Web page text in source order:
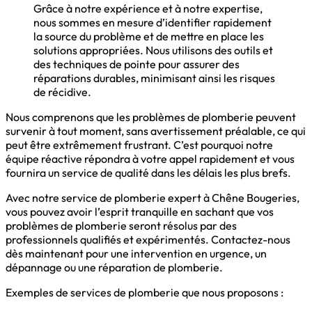
Grâce à notre expérience et à notre expertise,
nous sommes en mesure d’identifier rapidement
la source du problème et de mettre en place les
solutions appropriées. Nous utilisons des outils et
des techniques de pointe pour assurer des
réparations durables, minimisant ainsi les risques
de récidive.
Nous comprenons que les problèmes de plomberie peuvent
survenir à tout moment, sans avertissement préalable, ce qui
peut être extrêmement frustrant. C’est pourquoi notre
équipe réactive répondra à votre appel rapidement et vous
fournira un service de qualité dans les délais les plus brefs.
Avec notre service de plomberie expert à Chêne Bougeries,
vous pouvez avoir l’esprit tranquille en sachant que vos
problèmes de plomberie seront résolus par des
professionnels qualifiés et expérimentés. Contactez-nous
dès maintenant pour une intervention en urgence, un
dépannage ou une réparation de plomberie.
Exemples de services de plomberie que nous proposons :